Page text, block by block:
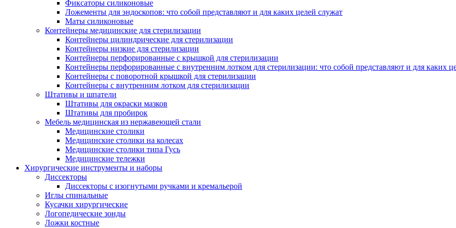
Фиксаторы силиконовые
Ложементы для эндоскопов: что собой представляют и для каких целей служат
Маты силиконовые
Контейнеры медицинские для стерилизации
Контейнеры цилиндрические для стерилизации
Контейнеры низкие для стерилизации
Контейнеры перфорированные с крышкой для стерилизации
Контейнеры перфорированные с внутренним лотком для стерилизации: что собой представляют и для каких
Контейнеры с поворотной крышкой для стерилизации
Контейнеры с внутренним лотком для стерилизации
Штативы и шпатели
Штативы для окраски мазков
Штативы для пробирок
Мебель медицинская из нержавеющей стали
Медицинские столики
Медицинские столики на колесах
Медицинские столики типа Гусь
Медицинские тележки
Хирургические инструменты и наборы
Диссекторы
Диссекторы с изогнутыми ручками и кремальерой
Иглы спинальные
Кусачки хирургические
Логопедические зонды
Ложки костные